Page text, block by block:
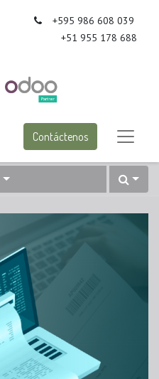
+595 986 608 039
+51 955 178 688
Contáctenos